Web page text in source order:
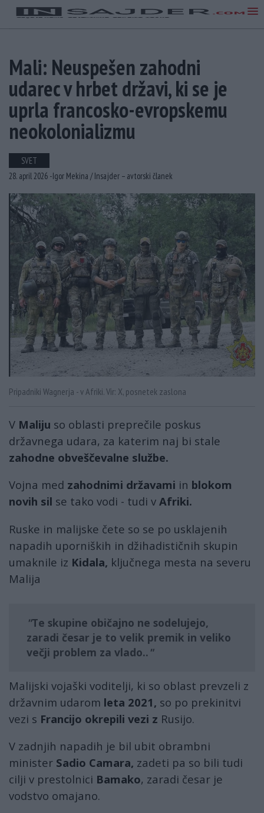
Mali: Neuspešen zahodni
udarec v hrbet državi, ki se je
uprla francosko-evropskemu
neokolonializmu
SVET
28. april 2026 -Igor Mekina /Insajder – avtorski članek
Pripadniki Wagnerja - v Afriki. Vir: X, posnetek zaslona
V Maliju so oblasti preprečile poskus
državnega udara, za katerim naj bi stale
zahodne obveščevalne službe.
Vojna med zahodnimi državami in blokom
novih sil se tako vodi - tudi v Afriki.
Ruske in malijske čete so se po usklajenih
napadih uporniških in džihadističnih skupin
umaknile iz Kidala, ključnega mesta na severu
Malija
Te skupine običajno ne sodelujejo,
zaradi česar je to velik premik in veliko
večji problem za vlado..
Malijski vojaški voditelji, ki so oblast prevzeli z
državnim udarom leta 2021, so po prekinitvi
vezi s Francijo okrepili vezi z Rusijo.
V zadnjih napadih je bil ubit obrambni
minister Sadio Camara, zadeti pa so bili tudi
cilji v prestolnici Bamako, zaradi česar je
vodstvo omajano.